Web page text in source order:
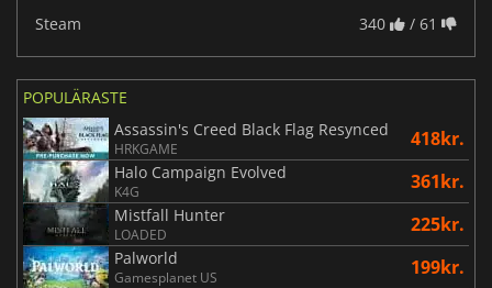
Steam
340 / 61
POPULÄRASTE
Assassin's Creed Black Flag Resynced
HRKGAME 418kr.
Halo Campaign Evolved
K4G 361kr.
Mistfall Hunter
LOADED 225kr.
Palworld
Gamesplanet US 199kr.